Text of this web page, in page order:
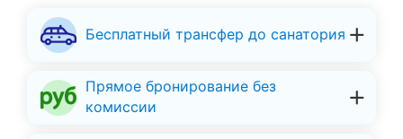
Бесплатный трансфер до санатория
Прямое бронирование без
комиссии